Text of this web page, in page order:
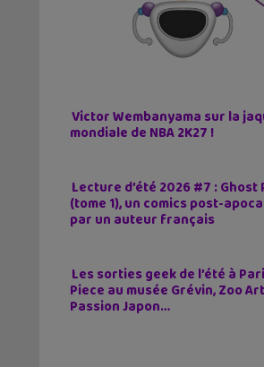
Victor Wembanyama sur la
mondiale de NBA 2K27 !
Lecture d’été 2026 #7 : Ghost
(tome 1), un comics post-
par un auteur français
Les sorties geek de l’été à
Piece au musée Grévin, Zoo
Passion Japon…